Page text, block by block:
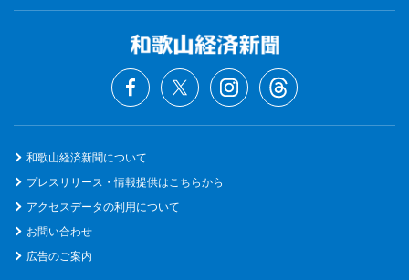
和歌山経済新聞について
プレスリリース・情報提供はこちらから
アクセスデータの利用について
お問い合わせ
広告のご案内